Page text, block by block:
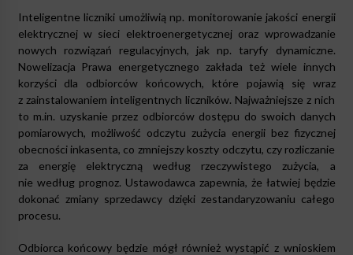
Inteligentne liczniki umożliwią np. monitorowanie jakości energii
elektrycznej w sieci elektroenergetycznej oraz wprowadzanie
nowych rozwiązań regulacyjnych, jak np. taryfy dynamiczne.
Nowelizacja Prawa energetycznego zakłada też wiele innych
korzyści dla odbiorców końcowych, które pojawią się wraz
z zainstalowaniem inteligentnych liczników. Najważniejsze z nich
to m.in. uzyskanie przez odbiorców dostępu do swoich danych
pomiarowych, możliwość odczytu zużycia energii bez fizycznej
obecności inkasenta, co zmniejszy koszty odczytu, czy rozliczanie
za energię elektryczną według rzeczywistego zużycia, a
nie według prognoz. Ustawodawca zapewnia, że łatwiej będzie
dokonać zmiany sprzedawcy dzięki zestandaryzowaniu całego
procesu.
Odbiorca końcowy będzie mógł również wystąpić z wnioskiem